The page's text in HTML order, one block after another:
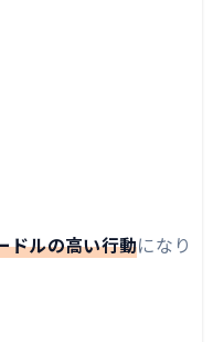
ドルの高い行動になり